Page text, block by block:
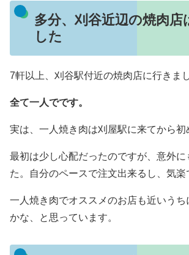
多分、刈谷近辺の焼肉店
した
7軒以上、刈谷駅付近の焼肉店に行きまし
全て一人でです。
実は、一人焼き肉は刈屋駅に来てから初
最初は少し心配だったのですが、意外に
た。自分のペースで注文出来るし、気楽
一人焼き肉でオススメのお店も近いうち
かな、と思っています。